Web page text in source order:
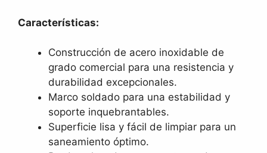
Características:
Construcción de acero inoxidable de
grado comercial para una resistencia y
durabilidad excepcionales.
Marco soldado para una estabilidad y
soporte inquebrantables.
Superficie lisa y fácil de limpiar para un
saneamiento óptimo.